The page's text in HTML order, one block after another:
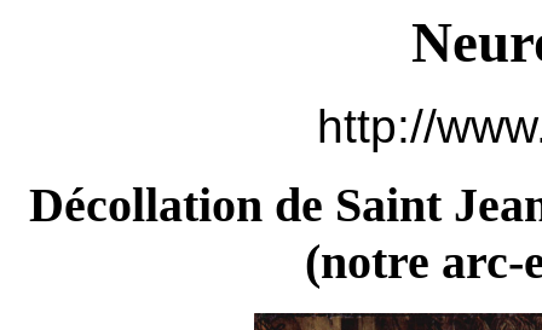
http://
Décollation de Saint
(notre arc-